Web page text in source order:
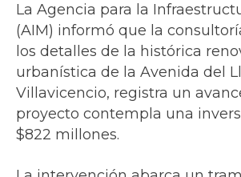
La Agencia para la
(AIM) informó que la
los detalles de la histórica
urbanística de la Avenida del
Villavicencio, registra un
proyecto contempla una
$822 millones.